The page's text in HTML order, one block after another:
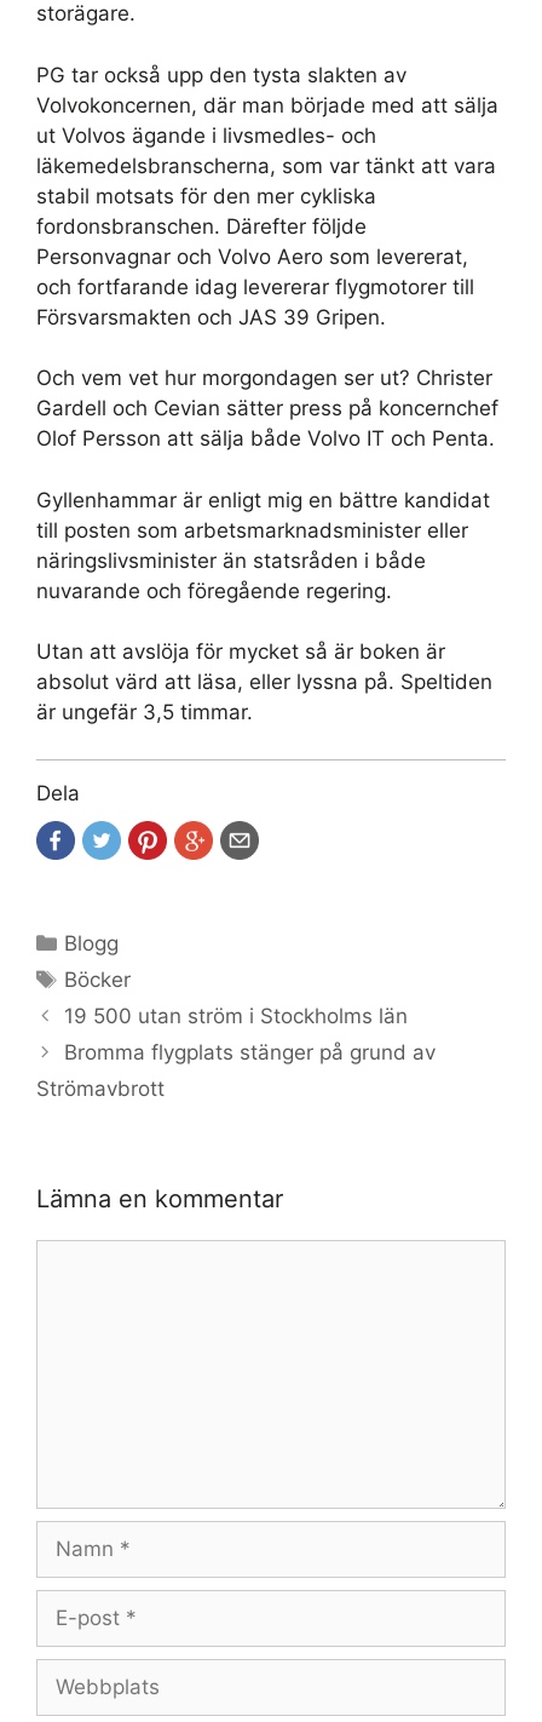
storägare.
PG tar också upp den tysta slakten av
Volvokoncernen, där man började med att sälja
ut Volvos ägande i livsmedles- och
läkemedelsbranscherna, som var tänkt att vara
stabil motsats för den mer cykliska
fordonsbranschen. Därefter följde
Personvagnar och Volvo Aero som levererat,
och fortfarande idag levererar flygmotorer till
Försvarsmakten och JAS 39 Gripen.
Och vem vet hur morgondagen ser ut? Christer
Gardell och Cevian sätter press på koncernchef
Olof Persson att sälja både Volvo IT och Penta.
Gyllenhammar är enligt mig en bättre kandidat
till posten som arbetsmarknadsminister eller
näringslivsminister än statsråden i både
nuvarande och föregående regering.
Utan att avslöja för mycket så är boken är
absolut värd att läsa, eller lyssna på. Speltiden
är ungefär 3,5 timmar.
Dela
Kategorier
Blogg
Etiketter
Böcker
19 500 utan ström i Stockholms län
Bromma flygplats stänger på grund av
Strömavbrott
Lämna en kommentar
post